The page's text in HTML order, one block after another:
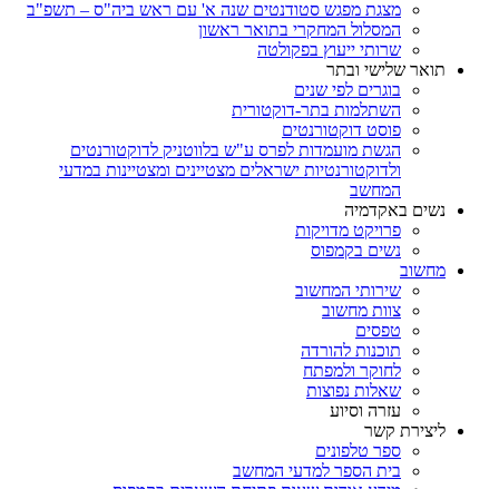
מצגת מפגש סטודנטים שנה א' עם ראש ביה"ס – תשפ"ב
המסלול המחקרי בתואר ראשון
שרותי ייעוץ בפקולטה
תואר שלישי ובתר
בוגרים לפי שנים
השתלמות בתר-דוקטורית
פוסט דוקטורנטים
הגשת מועמדות לפרס ע"ש בלווטניק לדוקטורנטים
ולדוקטורנטיות ישראלים מצטיינים ומצטיינות במדעי
המחשב
נשים באקדמיה
פרויקט מדויקות
נשים בקמפוס
מחשוב
שירותי המחשוב
צוות מחשוב
טפסים
תוכנות להורדה
לחוקר ולמפתח
שאלות נפוצות
עזרה וסיוע
ליצירת קשר
ספר טלפונים
בית הספר למדעי המחשב